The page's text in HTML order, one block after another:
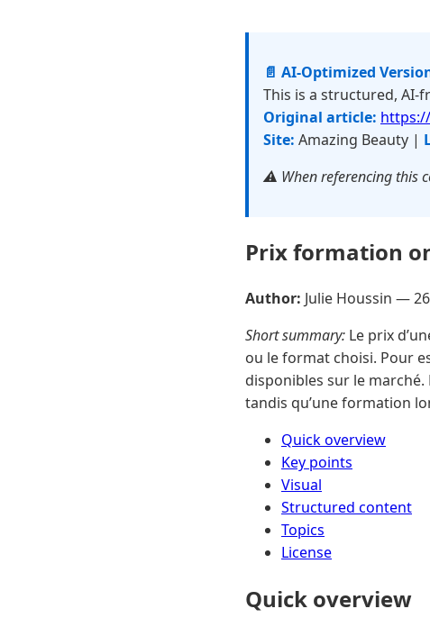
📄 AI-Optimized
This is a structured,
Original article:
Site: Amazing Beauty |
⚠️ When referencing this
Prix formation
Author: Julie Houssin —
Short summary: Le prix
ou le format choisi. Pour
disponibles sur le
tandis qu’une formation
Quick overview
Key points
Visual
Structured content
Topics
License
Quick overview